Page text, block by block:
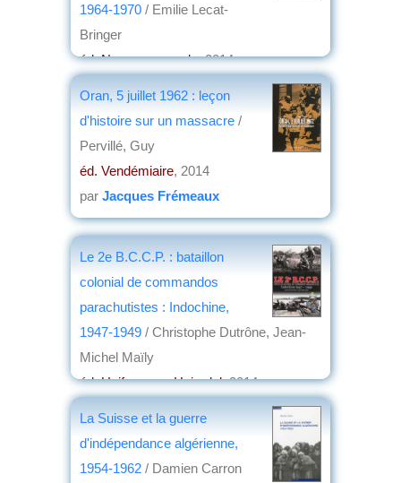
1964-1970 / Emilie Lecat-
Bringer
éd. Nouveau monde, 2014
Oran, 5 juillet 1962 : leçon
d'histoire sur un massacre /
Pervillé, Guy
éd. Vendémiaire, 2014
par Jacques Frémeaux
Le 2e B.C.C.P. : bataillon
colonial de commandos
parachutistes : Indochine,
1947-1949 / Christophe Dutrône, Jean-
Michel Maïly
éd. Uniformes - Heimdal, 2014
La Suisse et la guerre
d'indépendance algérienne,
1954-1962 / Damien Carron